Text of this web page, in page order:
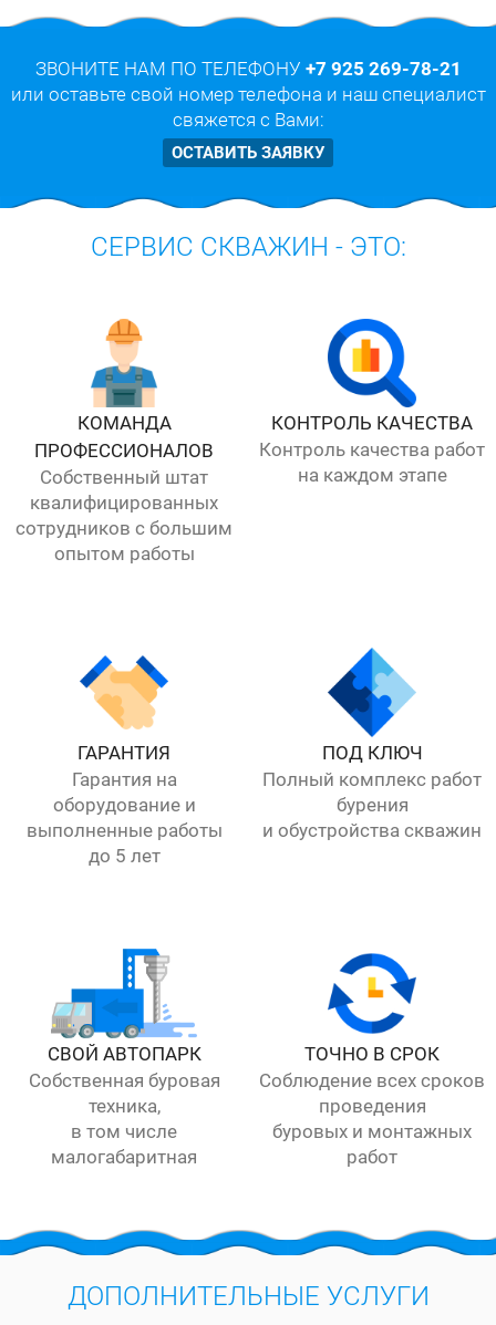
ЗВОНИТЕ НАМ ПО ТЕЛЕФОНУ +7 925 269-78-21
или оставьте свой номер телефона и наш специалист
свяжется с Вами:
ОСТАВИТЬ ЗАЯВКУ
СЕРВИС СКВАЖИН - ЭТО:
КОМАНДА
ПРОФЕССИОНАЛОВ
Собственный штат
квалифицированных
сотрудников с большим
опытом работы
КОНТРОЛЬ КАЧЕСТВА
Контроль качества работ
на каждом этапе
ГАРАНТИЯ
Гарантия на
оборудование и
выполненные работы
до 5 лет
ПОД КЛЮЧ
Полный комплекс работ
бурения
и обустройства скважин
СВОЙ АВТОПАРК
Собственная буровая
техника,
в том числе
малогабаритная
ТОЧНО В СРОК
Соблюдение всех сроков
проведения
буровых и монтажных
работ
ДОПОЛНИТЕЛЬНЫЕ УСЛУГИ